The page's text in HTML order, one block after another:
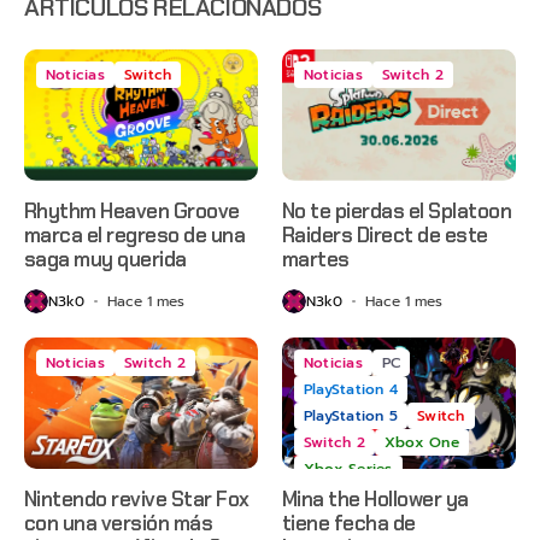
ARTÍCULOS RELACIONADOS
Noticias Switch
Rhythm Heaven Groove
marca el regreso de una
saga muy querida
N3k0 Hace 1 mes
Noticias Switch 2
No te pierdas el Splatoon
Raiders Direct de este
martes
N3k0 Hace 1 mes
Noticias Switch 2
Nintendo revive Star Fox
con una versión más
Noticias
PC
PlayStation 4
PlayStation 5
Switch
Switch 2
Xbox One
Xbox Series
Mina the Hollower ya
tiene fecha de